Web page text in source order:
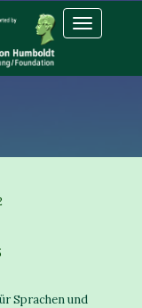
Toggle
navigation
Sprachen und